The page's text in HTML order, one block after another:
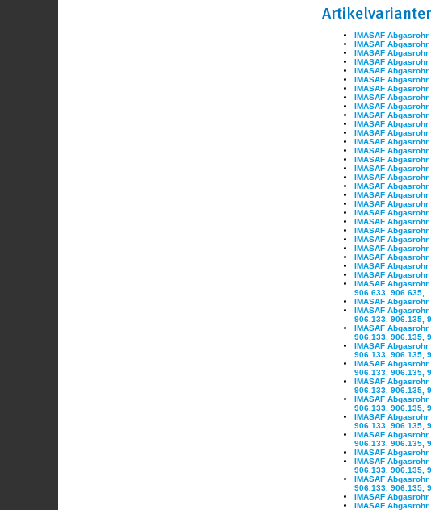
IMASAF Abgasrohr
IMASAF Abgasrohr
IMASAF Abgasrohr
IMASAF Abgasrohr
IMASAF Abgasrohr
IMASAF Abgasrohr
IMASAF Abgasrohr
IMASAF Abgasrohr
IMASAF Abgasrohr
IMASAF Abgasrohr
IMASAF Abgasrohr
IMASAF Abgasrohr
IMASAF Abgasrohr
IMASAF Abgasrohr
IMASAF Abgasrohr
IMASAF Abgasrohr
IMASAF Abgasrohr
IMASAF Abgasrohr
IMASAF Abgasrohr
IMASAF Abgasrohr
IMASAF Abgasrohr
IMASAF Abgasrohr
IMASAF Abgasrohr
IMASAF Abgasrohr
IMASAF Abgasrohr
IMASAF Abgasrohr
IMASAF Abgasrohr
IMASAF Abgasrohr
IMASAF Abgasrohr
906.633,
IMASAF Abgasrohr
IMASAF Abgasrohr
906.133, 906.135,
IMASAF Abgasrohr
906.133, 906.135,
IMASAF Abgasrohr
906.133, 906.135,
IMASAF Abgasrohr
906.133, 906.135,
IMASAF Abgasrohr
906.133, 906.135,
IMASAF Abgasrohr
906.133, 906.135,
IMASAF Abgasrohr
906.133, 906.135,
IMASAF Abgasrohr
906.133, 906.135,
IMASAF Abgasrohr
IMASAF Abgasrohr
906.133, 906.135,
IMASAF Abgasrohr
906.133, 906.135,
IMASAF Abgasrohr
IMASAF Abgasrohr